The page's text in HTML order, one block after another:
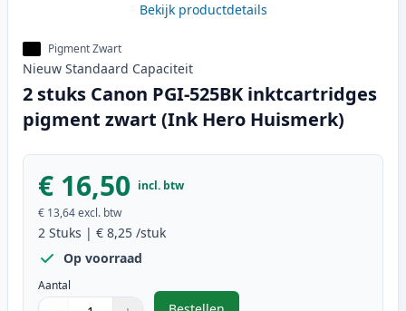
Bekijk productdetails
Pigment Zwart
Nieuw Standaard Capaciteit
2 stuks Canon PGI-525BK inktcartridges
pigment zwart (Ink Hero Huismerk)
€ 16,50 incl. btw
€ 13,64excl. btw
2 Stuks | € 8,25 /stuk
Op voorraad
Aantal